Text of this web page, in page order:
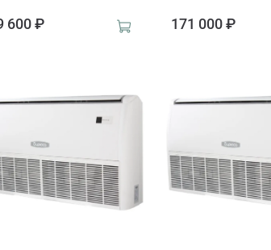
600 ₽ 171 000 ₽